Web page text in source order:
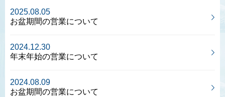
2025.08.05
お盆期間の営業について
2024.12.30
年末年始の営業について
2024.08.09
お盆期間の営業について